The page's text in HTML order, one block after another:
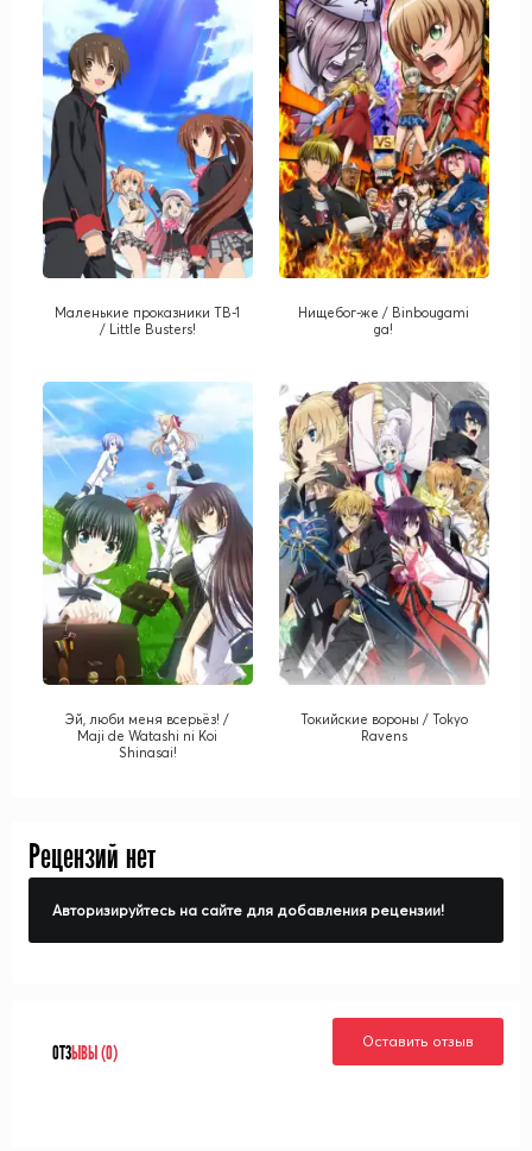
Маленькие проказники ТВ-1
/ Little Busters!
Нищебог-же / Binbougami
ga!
Эй, люби меня всерьёз! /
Maji de Watashi ni Koi
Shinasai!
Токийские вороны / Tokyo
Ravens
Рецензий нет
Авторизируйтесь на сайте для добавления рецензии!
ОТЗЫВЫ (0)
Оставить отзыв